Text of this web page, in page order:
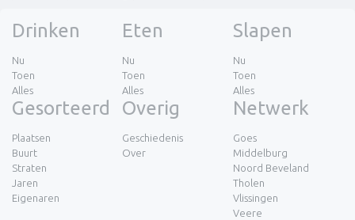
Drinken
Nu
Toen
Alles
Eten
Nu
Toen
Alles
Slapen
Nu
Toen
Alles
Gesorteerd
Plaatsen
Buurt
Straten
Jaren
Eigenaren
Overig
Geschiedenis
Over
Netwerk
Goes
Middelburg
Noord Beveland
Tholen
Vlissingen
Veere